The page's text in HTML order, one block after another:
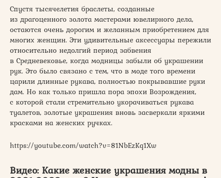
Спустя тысячелетия браслеты, созданные
из драгоценного золота мастерами ювелирного дела,
остаются очень дорогим и желанным приобретением для
многих женщин. Эти удивительные аксессуары пережили
относительно недолгий период забвения
в Средневековье, когда модницы забыли об украшении
рук. Это было связано с тем, что в моде того времени
царили длинные рукава, полностью покрывавшие руки
дам. Но как только пришла пора эпохи Возрождения,
с которой стали стремительно укорачиваться рукава
туалетов, золотые украшения вновь засверкали яркими
красками на женских ручках.
https://youtube.com/watch?v=81NbEzKq1Xw
Видео: Какие женские украшения модны в